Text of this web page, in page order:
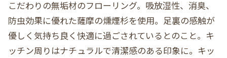
こだわりの無垢材のフローリング。吸放湿性、消臭、
防虫効果に優れた薩摩の燻煙杉を使用。足裏の感触が
優しく気持ち良く快適に過ごされているとのこと。キ
ッチン周りはナチュラルで清潔感のある印象に。キッ